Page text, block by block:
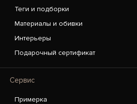
Теги и подборки
Материалы и обивки
Интерьеры
Подарочный сертификат
Сервис
Примерка